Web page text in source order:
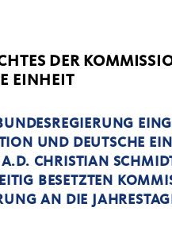
DER
EINHEIT
UND DEUTSCHE
CHRISTIAN
BESETZTEN
AN DIE